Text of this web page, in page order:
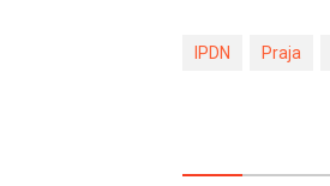
IPDN Praja